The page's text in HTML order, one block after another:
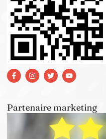
Partenaire marketing